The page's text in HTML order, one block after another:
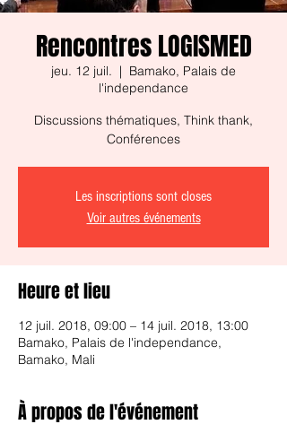
Rencontres LOGISMED
jeu. 12 juil.
  |
Bamako, Palais de
l'independance
Discussions thématiques, Think thank,
Conférences
Les inscriptions sont closes
Voir autres événements
Heure et lieu
12 juil. 2018, 09:00 – 14 juil. 2018, 13:00
Bamako, Palais de l'independance,
Bamako, Mali
À propos de l'événement